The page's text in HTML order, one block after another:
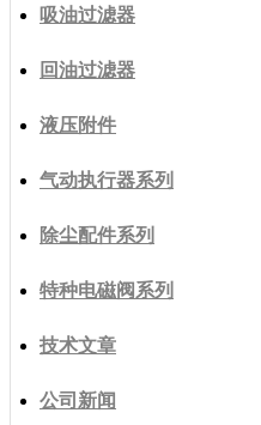
吸油过滤器
回油过滤器
液压附件
气动执行器系列
除尘配件系列
特种电磁阀系列
技术文章
公司新闻